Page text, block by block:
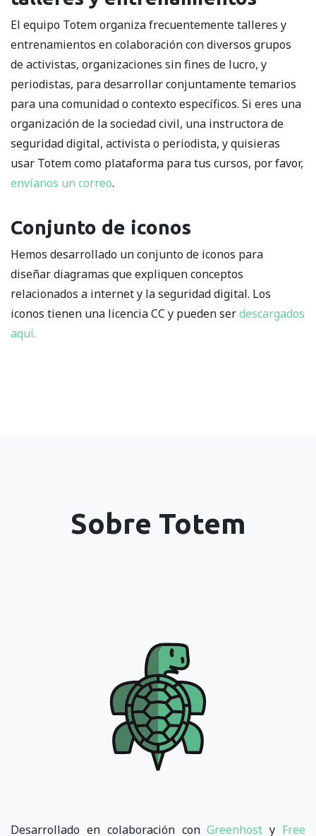
El equipo Totem organiza frecuentemente talleres y
entrenamientos en colaboración con diversos grupos
de activistas, organizaciones sin fines de lucro, y
periodistas, para desarrollar conjuntamente temarios
para una comunidad o contexto específicos. Si eres una
organización de la sociedad civil, una instructora de
seguridad digital, activista o periodista, y quisieras
usar Totem como plataforma para tus cursos, por favor,
envíanos un correo.
Conjunto de iconos
Hemos desarrollado un conjunto de iconos para
diseñar diagramas que expliquen conceptos
relacionados a internet y la seguridad digital. Los
iconos tienen una licencia CC y pueden serdescargados
aquí.
Sobre Totem
Desarrollado en colaboración conGreenhost y Free